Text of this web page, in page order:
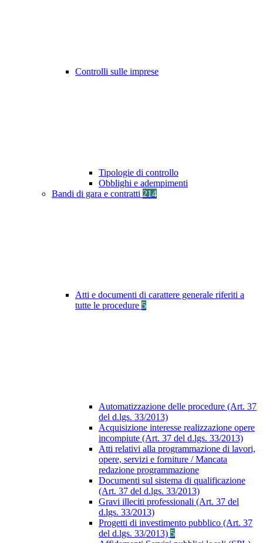
Controlli sulle imprese
Tipologie di controllo
Obblighi e adempimenti
Bandi di gara e contratti 214
Atti e documenti di carattere generale riferiti a
tutte le procedure 5
Automatizzazione delle procedure (Art. 37
del d.lgs. 33/2013)
Acquisizione interesse realizzazione opere
incompiute (Art. 37 del d.lgs. 33/2013)
Atti relativi alla programmazione di lavori,
opere, servizi e forniture / Mancata
redazione programmazione
Documenti sul sistema di qualificazione
(Art. 37 del d.lgs. 33/2013)
Gravi illeciti professionali (Art. 37 del
d.lgs. 33/2013)
Progetti di investimento pubblico (Art. 37
del d.lgs. 33/2013) 5